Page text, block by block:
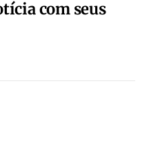
com seus